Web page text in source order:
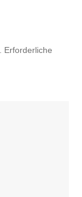
Erforderliche